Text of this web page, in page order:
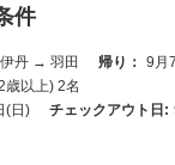
件
丹 → 羽田 帰り： 9月
歳以上) 2名
(日) チェックアウト日: